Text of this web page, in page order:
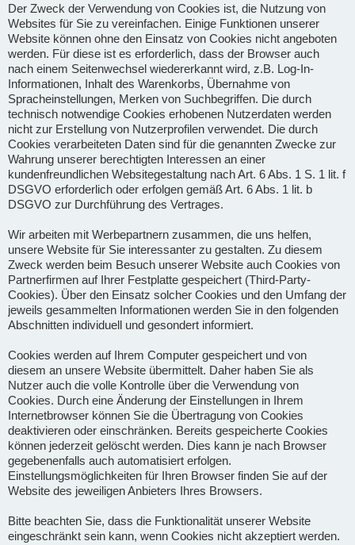
Der Zweck der Verwendung von Cookies ist, die Nutzung von
Websites für Sie zu vereinfachen. Einige Funktionen unserer
Website können ohne den Einsatz von Cookies nicht angeboten
werden. Für diese ist es erforderlich, dass der Browser auch
nach einem Seitenwechsel wiedererkannt wird, z.B. Log-In-
Informationen, Inhalt des Warenkorbs, Übernahme von
Spracheinstellungen, Merken von Suchbegriffen. Die durch
technisch notwendige Cookies erhobenen Nutzerdaten werden
nicht zur Erstellung von Nutzerprofilen verwendet. Die durch
Cookies verarbeiteten Daten sind für die genannten Zwecke zur
Wahrung unserer berechtigten Interessen an einer
kundenfreundlichen Websitegestaltung nach Art. 6 Abs. 1 S. 1 lit. f
DSGVO erforderlich oder erfolgen gemäß Art. 6 Abs. 1 lit. b
DSGVO zur Durchführung des Vertrages.
Wir arbeiten mit Werbepartnern zusammen, die uns helfen,
unsere Website für Sie interessanter zu gestalten. Zu diesem
Zweck werden beim Besuch unserer Website auch Cookies von
Partnerfirmen auf Ihrer Festplatte gespeichert (Third-Party-
Cookies). Über den Einsatz solcher Cookies und den Umfang der
jeweils gesammelten Informationen werden Sie in den folgenden
Abschnitten individuell und gesondert informiert.
Cookies werden auf Ihrem Computer gespeichert und von
diesem an unsere Website übermittelt. Daher haben Sie als
Nutzer auch die volle Kontrolle über die Verwendung von
Cookies. Durch eine Änderung der Einstellungen in Ihrem
Internetbrowser können Sie die Übertragung von Cookies
deaktivieren oder einschränken. Bereits gespeicherte Cookies
können jederzeit gelöscht werden. Dies kann je nach Browser
gegebenenfalls auch automatisiert erfolgen.
Einstellungsmöglichkeiten für Ihren Browser finden Sie auf der
Website des jeweiligen Anbieters Ihres Browsers.
Bitte beachten Sie, dass die Funktionalität unserer Website
eingeschränkt sein kann, wenn Cookies nicht akzeptiert werden.